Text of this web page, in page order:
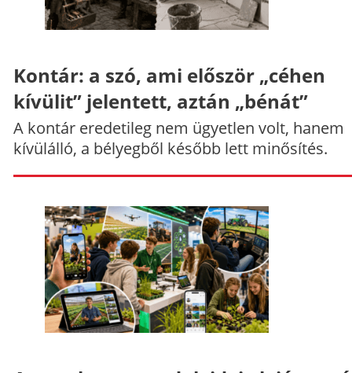
Kontár: a szó, ami először „céhen
kívülit” jelentett, aztán „bénát”
A kontár eredetileg nem ügyetlen volt, hanem
kívülálló, a bélyegből később lett minősítés.